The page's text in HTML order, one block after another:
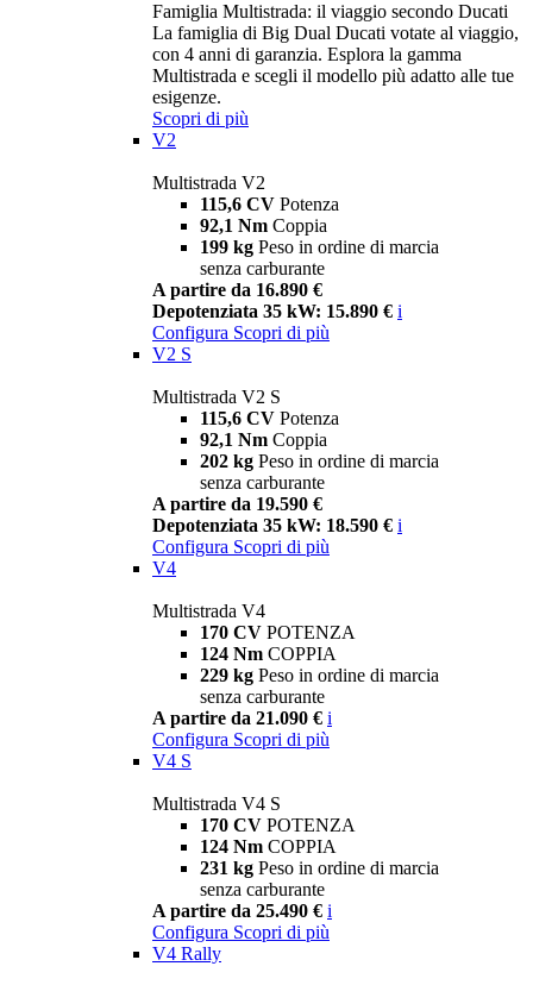
Famiglia Multistrada: il viaggio secondo Ducati
La famiglia di Big Dual Ducati votate al viaggio,
con 4 anni di garanzia. Esplora la gamma
Multistrada e scegli il modello più adatto alle tue
esigenze.
Scopri di più
V2
Multistrada V2
115,6 CV Potenza
92,1 Nm Coppia
199 kg Peso in ordine di marcia
senza carburante
A partire da 16.890 €
Depotenziata 35 kW: 15.890 € i
Configura Scopri di più
V2 S
Multistrada V2 S
115,6 CV Potenza
92,1 Nm Coppia
202 kg Peso in ordine di marcia
senza carburante
A partire da 19.590 €
Depotenziata 35 kW: 18.590 € i
Configura Scopri di più
V4
Multistrada V4
170 CV POTENZA
124 Nm COPPIA
229 kg Peso in ordine di marcia
senza carburante
A partire da 21.090 € i
Configura Scopri di più
V4 S
Multistrada V4 S
170 CV POTENZA
124 Nm COPPIA
231 kg Peso in ordine di marcia
senza carburante
A partire da 25.490 € i
Configura Scopri di più
V4 Rally